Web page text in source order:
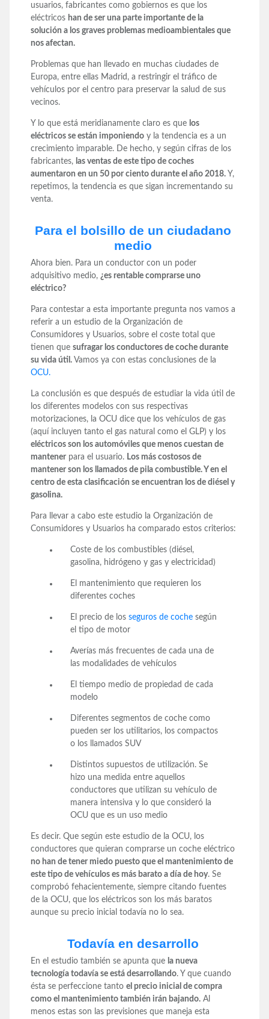
usuarios, fabricantes como gobiernos es que los
eléctricos han de ser una parte importante de la
solución a los graves problemas medioambientales que
nos afectan.
Problemas que han llevado en muchas ciudades de
Europa, entre ellas Madrid, a restringir el tráfico de
vehículos por el centro para preservar la salud de sus
vecinos.
Y lo que está meridianamente claro es que los
eléctricos se están imponiendoy la tendencia es a un
crecimiento imparable. De hecho, y según cifras de los
fabricantes, las ventas de este tipo de coches
aumentaron en un 50 por ciento durante el año 2018. Y,
repetimos, la tendencia es que sigan incrementando su
venta.
Para el bolsillo de un ciudadano
medio
Ahora bien. Para un conductor con un poder
adquisitivo medio, ¿es rentable comprarse uno
eléctrico?
Para contestar a esta importante pregunta nos vamos a
referir a un estudio de la Organización de
Consumidores y Usuarios, sobre el coste total que
tienen que sufragar los conductores de coche durante
su vida útil.Vamos ya con estas conclusiones de la
OCU.
La conclusión es que después de estudiar la vida útil de
los diferentes modelos con sus respectivas
motorizaciones, la OCU dice que los vehículos de gas
(aquí incluyen tanto el gas natural como el GLP) y los
eléctricos son los automóviles que menos cuestan de
mantenerpara el usuario. Los más costosos de
mantener son los llamados de pila combustible. Y en el
centro de esta clasificación se encuentran los de diésel y
gasolina.
Para llevar a cabo este estudio la Organización de
Consumidores y Usuarios ha comparado estos criterios:
Coste de los combustibles (diésel,
gasolina, hidrógeno y gas y electricidad)
El mantenimiento que requieren los
diferentes coches
El precio de losseguros de coche según
el tipo de motor
Averías más frecuentes de cada una de
las modalidades de vehículos
El tiempo medio de propiedad de cada
modelo
Diferentes segmentos de coche como
pueden ser los utilitarios, los compactos
o los llamados SUV
Distintos supuestos de utilización. Se
hizo una medida entre aquellos
conductores que utilizan su vehículo de
manera intensiva y lo que consideró la
OCU que es un uso medio
Es decir. Que según este estudio de la OCU, los
conductores que quieran comprarse un coche eléctrico
no han de tener miedo puesto que el mantenimiento de
este tipo de vehículos es más barato a día de hoy. Se
comprobó fehacientemente, siempre citando fuentes
de la OCU, que los eléctricos son los más baratos
aunque su precio inicial todavía no lo sea.
Todavía en desarrollo
En el estudio también se apunta que la nueva
tecnología todavía se está desarrollando. Y que cuando
ésta se perfeccione tanto el precio inicial de compra
como el mantenimiento también irán bajando.Al
menos estas son las previsiones que maneja esta